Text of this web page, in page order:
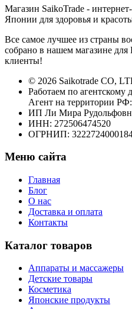
Магазин SaikoTrade -
Японии для здоровья и
Все самое лучшее из страны
собрано в нашем магазине
клиенты!
© 2026 Saikotrade CO,
Работаем по агентскому
Агент на территории РФ:
ИП Ли Мира
ИНН: 272506474520
ОГРНИП:
Меню сайта
Главная
Блог
О нас
Доставка и оплата
Контакты
Каталог товаров
Аппараты и массажеры
Детские товары
Косметика
Японские продукты